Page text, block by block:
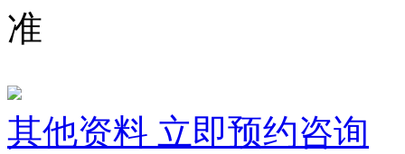
准
其他资料 立即预约咨询